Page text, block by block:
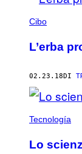
Cibo
L’erba
02.23.18DI
Tecnología
Lo